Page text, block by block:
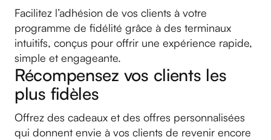
Facilitez l’adhésion de vos clients à votre
programme de fidélité grâce à des terminaux
intuitifs, conçus pour offrir une expérience rapide,
simple et engageante.
Récompensez vos clients les
plus fidèles
Offrez des cadeaux et des offres personnalisées
qui donnent envie à vos clients de revenir encore